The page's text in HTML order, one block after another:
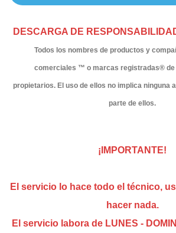
DESCARGA DE
Todos los nombres de productos y
comerciales ™ o marcas registradas®
propietarios. El uso de ellos no implica ninguna
parte de ellos.
¡IMPORTANTE!
El servicio lo hace todo el técnico,
hacer nada.
El servicio labora de LUNES -